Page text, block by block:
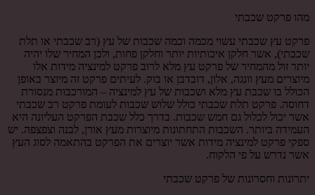
מהו פרקט שכבתי
פרקט עץ שכבתי עשוי מכמה וכמה שכבות של עץ (רב שכבתי או תלת
שכבתי), אשר חלקן איכותיות יותר וחלקן פחות, ולכן המחיר שלו יהיה
יותר זול מהמחיר של פרקט עץ מלא לרוב פרקט למינציה מידות אלו
מיוצרים מעץ וונגה, אלון, דובדבן או בוק. לעיתים פרקט זה מיוצר באופן
הכולל בו שכבת עץ מלא ושכבות של עץ למינציה – המורכבות מנסורת
דחוסה. פרקט תלת שכבתי כולל שלוש שכבות לעומת פרקט רב שכבתי
אשר יכול לכלול גם חמש שכבות. בדרך כלל שכבת הפרקט העליונה היא
העמידה ביותר. השכבות התחתונות מיוצרות מעץ אורן, לבנה וצפצפה. יש
ספקי פרקט למינציה מידות אשר יוצרים את הפרקט בהתאמה לסוג העץ
אשר נדרש על פי הלקוח.
יתרונות וחסרונות של פרקט שכבתי